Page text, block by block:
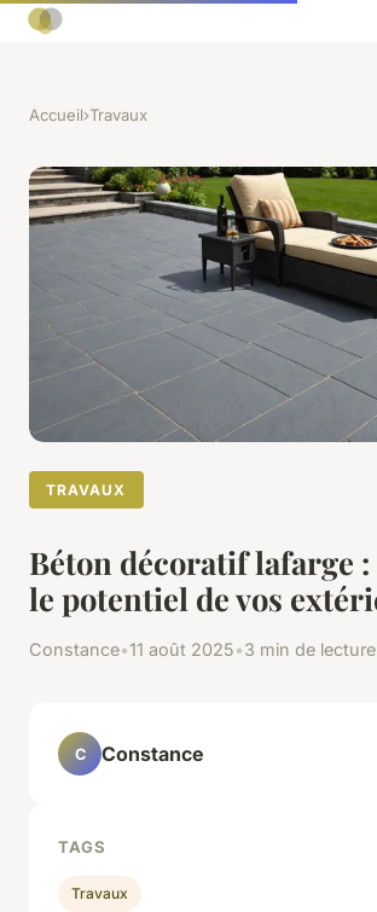
Accueil›Travaux
TRAVAUX
Béton décoratif lafarge :
le potentiel de vos
Constance•11 août 2025•3 min de lecture
C Constance
TAGS
Travaux